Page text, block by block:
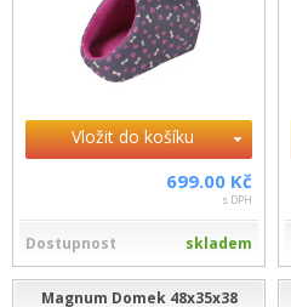
Vložit do košíku
699.00 Kč
s DPH
Dostupnost skladem
Magnum Domek 48x35x38